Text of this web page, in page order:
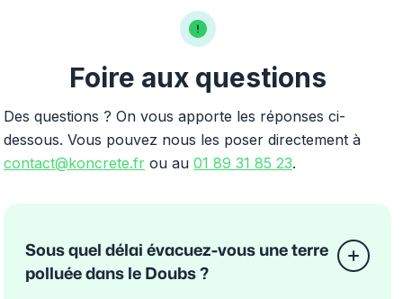
Foire aux questions
Des questions ? On vous apporte les réponses ci-
dessous. Vous pouvez nous les poser directement à
contact@koncrete.fr ou au 01 89 31 85 23.
Sous quel délai évacuez-vous une terre
polluée dans le Doubs ?